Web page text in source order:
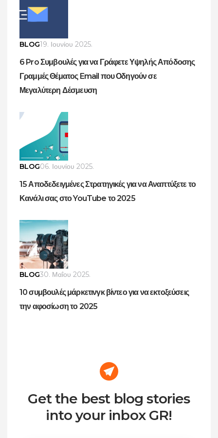
BLOG19. Ιουνίου 2025.
6 Pro Συμβουλές για να Γράφετε Υψηλής Απόδοσης
Γραμμές Θέματος Email που Οδηγούν σε
Μεγαλύτερη Δέσμευση
BLOG06. Ιουνίου 2025.
15 Αποδεδειγμένες Στρατηγικές για να Αναπτύξετε το
Κανάλι σας στο YouTube το 2025
BLOG30. Μαΐου 2025.
10 συμβουλές μάρκετινγκ βίντεο για να εκτοξεύσεις
την αφοσίωση το 2025
Get the best blog stories
into your inbox GR!